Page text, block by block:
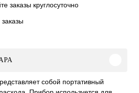
собой портативный